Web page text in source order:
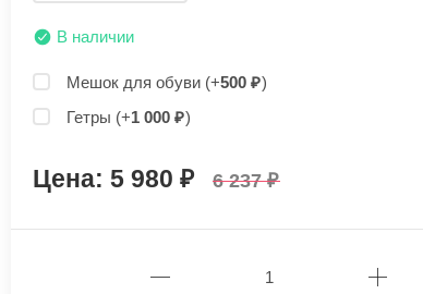
В наличии
Мешок для обуви (+500
)
Гетры (+1 000 )
5 980 6 237